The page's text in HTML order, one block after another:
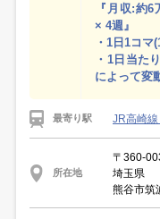
『月収:約
× 4週』
・1日1コマ
・1日当た
によって変
最寄り駅 JR高崎線
所在地
〒360-
埼玉県
熊谷市筑